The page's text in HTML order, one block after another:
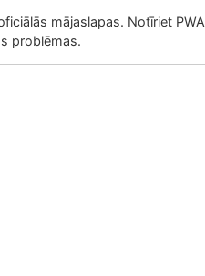
mājaslapas. Notīriet PWA
problēmas.